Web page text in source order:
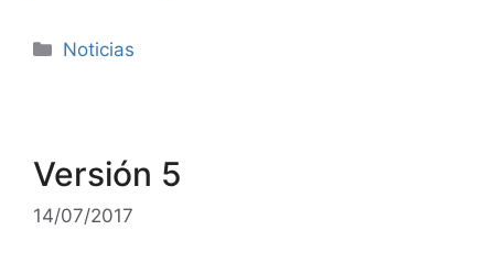
Categorías
Noticias
Versión 5
14/07/2017